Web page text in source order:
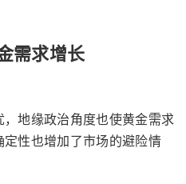
需求增长
地缘政治角度也使黄金需求
性也增加了市场的避险情